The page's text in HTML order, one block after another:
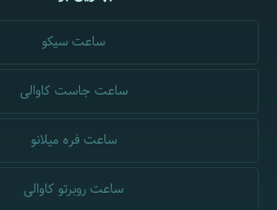
ساعت سیکو
ساعت جاست کاوالی
ساعت فره میلانو
ساعت روبرتو کاوالی